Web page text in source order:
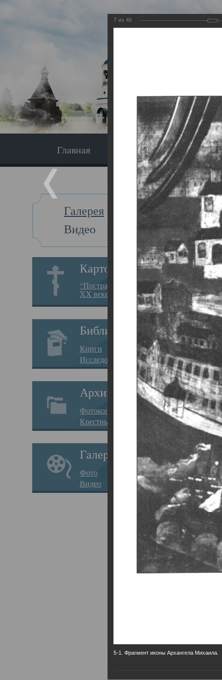
Главная Экскурсия
Галерея
Видео
Картотека
“Пострадавшие за веру в
XX веке на Севере”
Библиотека
Книги
Исследования
Архив
Фотокопии дел
Крестные ходы
Галерея
Фото
Видео
Главная
7 из 45
5-1. Фрагмент иконы Архангела Михаила.